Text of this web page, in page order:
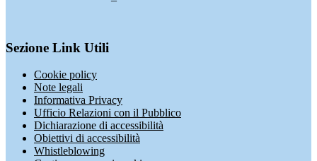
Sezione Link Utili
Cookie policy
Note legali
Informativa Privacy
Ufficio Relazioni con il Pubblico
Dichiarazione di accessibilità
Obiettivi di accessibilità
Whistleblowing